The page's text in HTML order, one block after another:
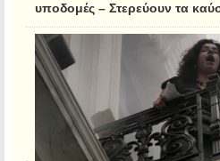
υποδομές – Στερεύουν τα